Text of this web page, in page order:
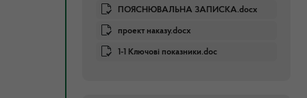
ПОЯСНЮВАЛЬНА ЗАПИСКА.docx
проект наказу.docx
1-1 Ключові показники.doc